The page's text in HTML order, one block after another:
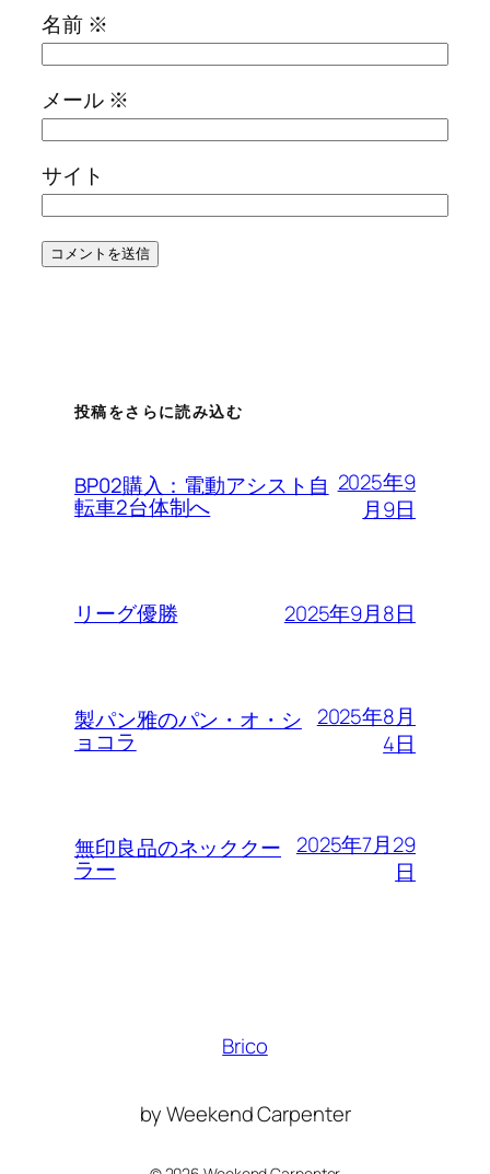
名前 ※
メール ※
サイト
投稿をさらに読み込む
BP02購入：電動アシスト自
転車2台体制へ
2025年9
月9日
リーグ優勝 2025年9月8日
製パン雅のパン・オ・シ
ョコラ
2025年8月
4日
無印良品のネッククー
ラー
2025年7月29
日
Brico
by Weekend Carpenter